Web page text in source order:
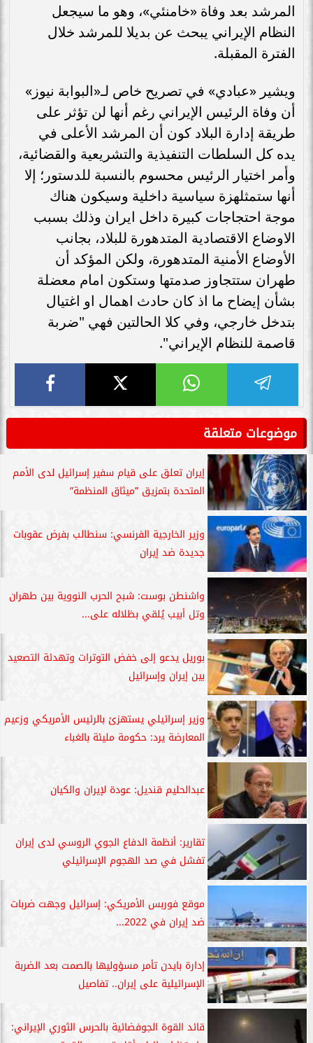
المرشد بعد وفاة «خامنئي»، وهو ما سيجعل
النظام الإيراني يبحث عن بديلا للمرشد خلال
الفترة المقبلة.
ويشير «عبادي» في تصريح خاص لـ«البوابة نيوز»
أن وفاة الرئيس الإيراني رغم أنها لن تؤثر على
طريقة إدارة البلاد كون أن المرشد الأعلى في
يده كل السلطات التنفيذية والتشريعية والقضائية،
وأمر اختيار الرئيس محسوم بالنسبة للدستور؛ إلا
أنها ستمثلهزة سياسية داخلية وسيكون هناك
موجة احتجاجات كبيرة داخل ايران وذلك بسبب
الاوضاع الاقتصادية المتدهورة للبلاد، بجانب
الأوضاع الأمنية المتدهورة، ولكن المؤكد أن
طهران ستتجاوز صدمتها وستكون امام معضلة
بشأن إيضاح ما اذ كان حادث اهمال او اغتيال
بتدخل خارجي، وفي كلا الحالتين فهي "ضربة
قاصمة للنظام الإيراني".
موضوعات متعلقة
إيران تعلق على قيام سفير إسرائيل لدى الأمم
المتحدة بتمزيق ”ميثاق المنظمة”
وزير الخارجية الفرنسي: سنطالب بفرض عقوبات
جديدة ضد إيران
واشنطن بوست: شبح الحرب النووية بين طهران
وتل أبيب يُلقي بظلاله على...
بوريل يدعو إلى خفض التوترات وتهدئة التصعيد
بين إيران وإسرائيل
وزير إسرائيلي يستهزئ بالرئيس الأمريكي وزعيم
المعارضة يرد: حكومة مليئة بالغباء
عبدالحليم قنديل: عودة لإيران والكيان
تقارير: أنظمة الدفاع الجوي الروسي لدى إيران
تفشل في صد الهجوم الإسرائيلي
موقع فوربس الأمريكي: إسرائيل وجهت ضربات
ضد إيران في 2022...
إدارة بايدن تأمر مسؤوليها بالصمت بعد الضربة
الإسرائيلية على إيران.. تفاصيل
قائد القوة الجوفضائية بالحرس الثوري الإيراني: